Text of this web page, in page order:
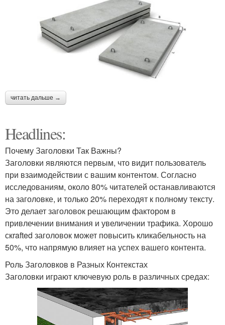
читать дальше →
Headlines:
Почему Заголовки Так Важны?
Заголовки являются первым, что видит пользователь
при взаимодействии с вашим контентом. Согласно
исследованиям, около 80% читателей останавливаются
на заголовке, и только 20% переходят к полному тексту.
Это делает заголовок решающим фактором в
привлечении внимания и увеличении трафика. Хорошо
скrafted заголовок может повысить кликабельность на
50%, что напрямую влияет на успех вашего контента.
Роль Заголовков в Разных Контекстах
Заголовки играют ключевую роль в различных средах: